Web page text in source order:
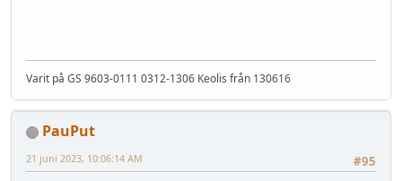
Varit på GS 9603-0111 0312-1306 Keolis från 130616
PauPut
#95
21 juni 2023, 10:06:14 AM